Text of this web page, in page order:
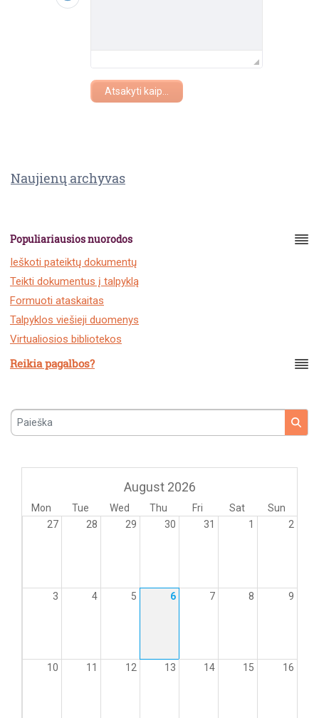
Atsakyti kaip...
Naujienų archyvas
Populiariausios nuorodos
Ieškoti pateiktų dokumentų
Teikti dokumentus į talpyklą
Formuoti ataskaitas
Talpyklos viešieji duomenys
Virtualiosios bibliotekos
Reikia pagalbos?
Paieška
August 2026
Mon Tue Wed Thu Fri Sat
Sun
27
28 29 30 31 1 2
3 4 5 6 7 8 9
10 11 12 13 14 15 16